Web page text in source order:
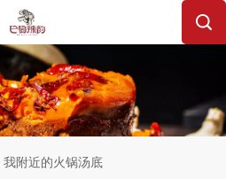
我附近的火锅汤底